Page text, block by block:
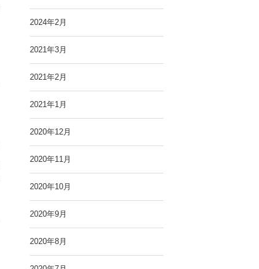
2024年2月
2021年3月
2021年2月
2021年1月
2020年12月
2020年11月
2020年10月
2020年9月
2020年8月